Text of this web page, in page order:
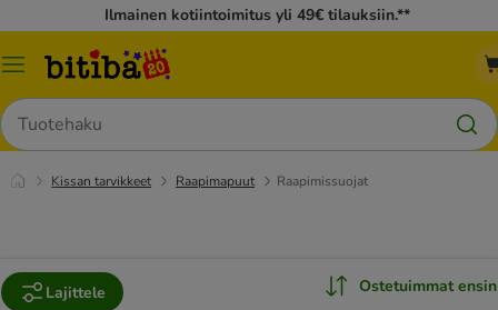
Ilmainen kotiintoimitus yli 49€ tilauksiin.**
Katalogivalikko
Hae
Kissan tarvikkeet Raapimapuut Raapimissuojat
Lajittele Ostetuimmat ensin